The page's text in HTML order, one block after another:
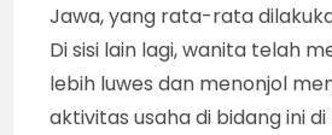
Jawa, yang rata-rata
Di sisi lain lagi, wanita telah
lebih luwes dan menonjol
aktivitas usaha di bidang ini